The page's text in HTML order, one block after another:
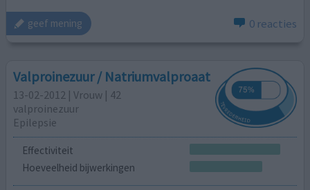
geef mening 0 reacties
Valproinezuur / Natriumvalproaat
13-02-2012 | Vrouw | 42
valproinezuur
Epilepsie
Effectiviteit
Hoeveelheid bijwerkingen